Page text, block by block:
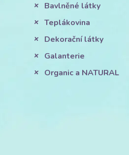
Bavlněné látky
Teplákovina
Dekorační látky
Galanterie
Organic a NATURAL